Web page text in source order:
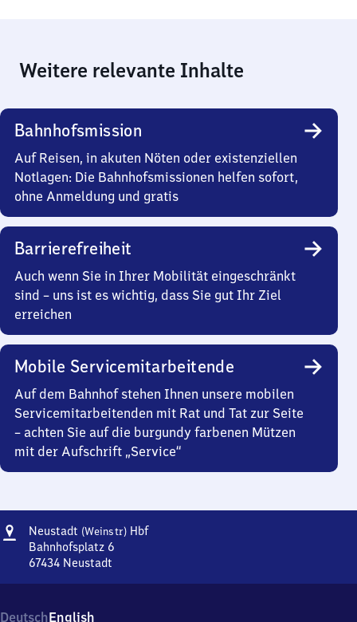
Weitere relevante Inhalte
Bahnhofsmission
Auf Reisen, in akuten Nöten oder existenziellen
Notlagen: Die Bahnhofsmissionen helfen sofort,
ohne Anmeldung und gratis
Barrierefreiheit
Auch wenn Sie in Ihrer Mobilität eingeschränkt
sind – uns ist es wichtig, dass Sie gut Ihr Ziel
erreichen
Mobile Servicemitarbeitende
Auf dem Bahnhof stehen Ihnen unsere mobilen
Servicemitarbeitenden mit Rat und Tat zur Seite
– achten Sie auf die burgundy farbenen Mützen
mit der Aufschrift „Service“
Adresse
Neustadt (Weinstr) HbfNeustadt
Bahnhofsplatz 6
67434 Neustadt
Hauptbahnhof,
DeutschEnglish